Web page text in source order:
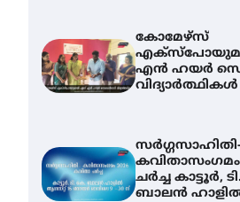
കോമേഴ്സ്
എൻ ഹയർ
വിദ്യാർത്ഥികൾ
കവിതാസംഗമം
ചർച്ച കാട്ടൂർ,
ബാലൻ